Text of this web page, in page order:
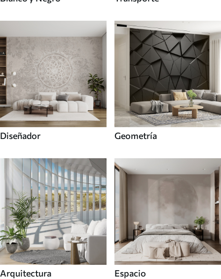
Diseñador Geometría
Arquitectura Espacio